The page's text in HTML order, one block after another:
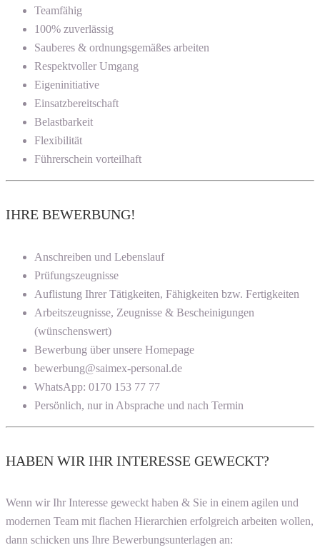
Teamfähig
100% zuverlässig
Sauberes & ordnungsgemäßes arbeiten
Respektvoller Umgang
Eigeninitiative
Einsatzbereitschaft
Belastbarkeit
Flexibilität
Führerschein vorteilhaft
IHRE BEWERBUNG!
Anschreiben und Lebenslauf
Prüfungszeugnisse
Auflistung Ihrer Tätigkeiten, Fähigkeiten bzw. Fertigkeiten
Arbeitszeugnisse, Zeugnisse & Bescheinigungen
(wünschenswert)
Bewerbung über unsere Homepage
bewerbung@saimex-personal.de
WhatsApp: 0170 153 77 77
Persönlich, nur in Absprache und nach Termin
HABEN WIR IHR INTERESSE GEWECKT?
Wenn wir Ihr Interesse geweckt haben & Sie in einem agilen und
modernen Team mit flachen Hierarchien erfolgreich arbeiten wollen,
dann schicken uns Ihre Bewerbungsunterlagen an: